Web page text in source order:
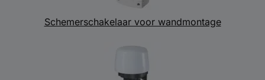
Schemerschakelaar voor wandmontage